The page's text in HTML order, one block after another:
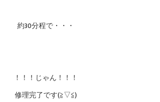
約30分程で・・・
！！！じゃん！！！
修理完了です(≧▽≦)